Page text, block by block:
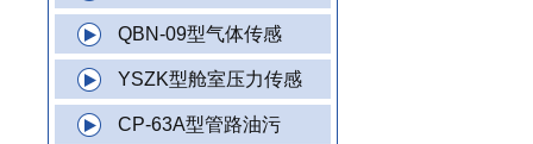
QBN-09型气体传感
YSZK型舱室压力传感
CP-63A型管路油污